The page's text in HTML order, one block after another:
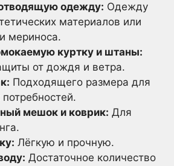
одежду: Одежду
материалов или
мериноса.
куртку и штаны:
от дождя и ветра.
Подходящего размера для
мешок и коврик: Для
Лёгкую и прочную.
Достаточное количество